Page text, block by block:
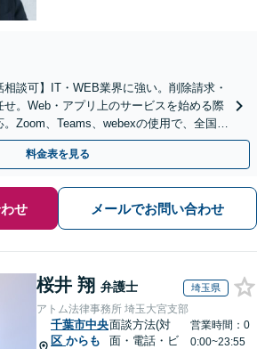
相談可】IT・WEB業界に強い。削除請求・
。Web・アプリ上のサービスを始める際
Zoom、Teams、webexの使用で、全国か
夜間面談可】
料金表を見る
せ メールでお問い合わせ
桜井 翔 弁護士 埼玉県
アトム法律事務所 埼玉大宮支部
千葉市中央
区 からも
面談方法(対
面・電話・ビ
営業時間：0
0:00~23:55